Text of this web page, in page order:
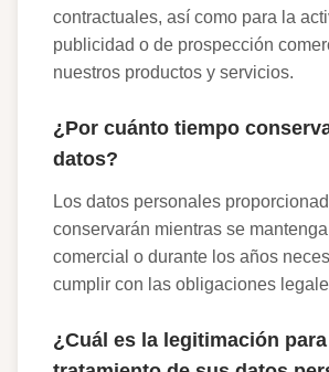
contractuales, así como para la
publicidad o de prospección
nuestros productos y servicios.
¿Por cuánto tiempo
datos?
Los datos personales
conservarán mientras se
comercial o durante los años
cumplir con las obligaciones
¿Cuál es la legitimación para